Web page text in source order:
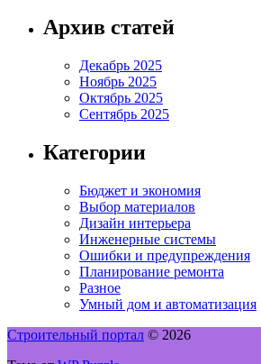
Архив статей
Декабрь 2025
Ноябрь 2025
Октябрь 2025
Сентябрь 2025
Категории
Бюджет и экономия
Выбор материалов
Дизайн интерьера
Инженерные системы
Ошибки и предупреждения
Планирование ремонта
Разное
Умный дом и автоматизация
Строительный портал © 2026